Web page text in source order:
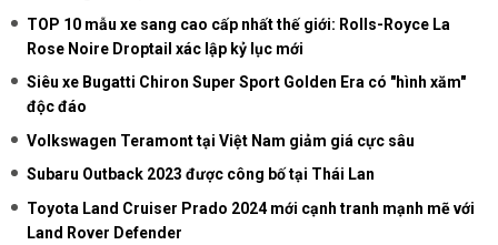
TOP 10 mẫu xe sang cao cấp nhất thế giới: Rolls-Royce La
Rose Noire Droptail xác lập kỷ lục mới
Siêu xe Bugatti Chiron Super Sport Golden Era có "hình xăm"
độc đáo
Volkswagen Teramont tại Việt Nam giảm giá cực sâu
Subaru Outback 2023 được công bố tại Thái Lan
Toyota Land Cruiser Prado 2024 mới cạnh tranh mạnh mẽ với
Land Rover Defender